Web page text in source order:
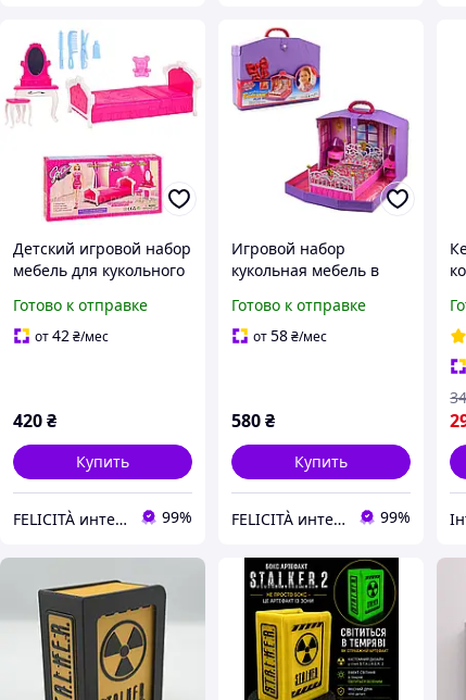
Детский игровой набор
мебель для кукольного
3014
Готово к отправке
от42₴/мес
420₴
Купить
FELICITÀ интернет-магазин 99%
Игровой набор
кукольная мебель в
раскладывается в
спальню 99001HB
Готово к отправке
от58₴/мес
580₴
Купить
FELICITÀ интернет-магазин 99%